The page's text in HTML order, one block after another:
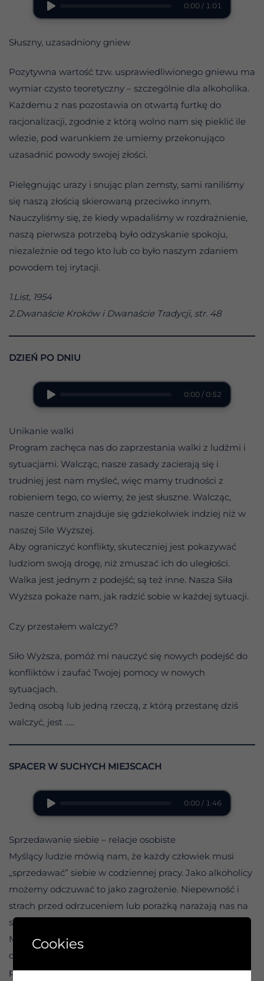
0:00 / 1:01
Słuszny, uzasadniony gniew
Pozytywna wartość tzw. usprawiedliwionego gniewu ma
wymiar czysto teoretyczny – szczególnie dla alkoholika.
Każdemu z nas pozostawia on otwartą furtkę do
racjonalizacji, zgodnie z którą wolno nam się pieklić ile
wlezie, pod warunkiem że umiemy przekonująco
uzasadnić powody swojej złości.
Pielęgnując urazy i snując plan zemsty, sami raniliśmy
się naszą złością skierowaną przeciwko innym.
Nauczyliśmy się, że kiedy wpadaliśmy w rozdrażnienie,
naszą pierwsza potrzebą było odzyskanie spokoju,
niezależnie od tego kto lub co było naszym zdaniem
powodem tej irytacji.
1.List, 1954
2.Dwanaście Kroków i Dwanaście Tradycji, str. 48
DZIEŃ PO DNIU
0:00 / 0:52
Unikanie walki
Program zachęca nas do zaprzestania walki z ludźmi i
sytuacjami. Walcząc, nasze zasady zacierają się i
trudniej jest nam myśleć, więc mamy trudności z
robieniem tego, co wiemy, że jest słuszne. Walcząc,
nasze centrum znajduje się gdziekolwiek indziej niż w
naszej Sile Wyższej.
Aby ograniczyć konflikty, skuteczniej jest pokazywać
ludziom swoją drogę, niż zmuszać ich do uległości.
Walka jest jednym z podejść; są też inne. Nasza Siła
Wyższa pokaże nam, jak radzić sobie w każdej sytuacji.
Czy przestałem walczyć?
Siło Wyższa, pomóż mi nauczyć się nowych podejść do
konfliktów i zaufać Twojej pomocy w nowych
sytuacjach.
Jedną osobą lub jedną rzeczą, z którą przestanę dziś
walczyć, jest …..
SPACER W SUCHYCH MIEJSCACH
0:00 / 1:46
Sprzedawanie siebie – relacje osobiste
Myślący ludzie mówią nam, że każdy człowiek musi
„sprzedawać” siebie w codziennej pracy. Jako alkoholicy
możemy odczuwać to jako zagrożenie. Niepewność i
strach przed odrzuceniem lub porażką narażają nas na
stres.
Możemy uniknąć tego stresu i napięcia, oddając całą
odpowiedzialność za wyniki w ręce Boga. Chociaż
prawdą jest, że chcemy odnieść sukces i być
Cookies